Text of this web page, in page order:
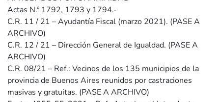
Actas N.º 1792, 1793 y 1794.-
C.R. 11 / 21 – Ayudantía Fiscal (marzo 2021). (PASE A
ARCHIVO)
C.R. 12 / 21 – Dirección General de Igualdad. (PASE A
ARCHIVO)
C.R. 08/21 – Ref.: Vecinos de los 135 municipios de la
provincia de Buenos Aires reunidos por castraciones
masivas y gratuitas. (PASE A ARCHIVO)